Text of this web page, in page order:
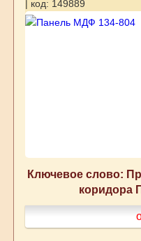
| код: 149889
Ключевое слово:
коридора